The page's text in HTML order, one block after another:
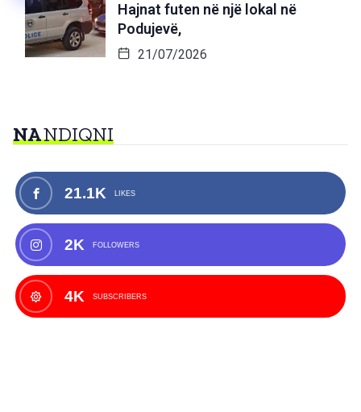
Hajnat futen në një lokal në
Podujevë,
21/07/2026
NANDIQNI
21.1K LIKES
2K FOLLOWERS
4K SUBSCRIBERS